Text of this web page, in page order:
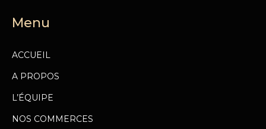
Menu
ACCUEIL
A PROPOS
L’ÉQUIPE
NOS COMMERCES